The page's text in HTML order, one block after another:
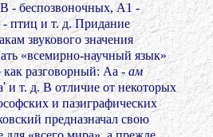
- беспозвоночных, А1 -
птиц и т. д. Придание
звукового значения
«всемирно-научный язык»
разговорный: Аа -ам
'и т. д. В отличие от некоторых
и пазиграфических
предназначал свою